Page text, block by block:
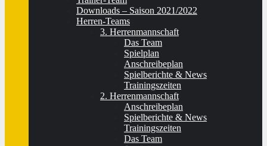
Downloads – Saison 2021/2022
Herren-Teams
3. Herrenmannschaft
Das Team
Spielplan
Anschreibeplan
Spielberichte & News
Trainingszeiten
2. Herrenmannschaft
Anschreibeplan
Spielberichte & News
Trainingszeiten
Das Team